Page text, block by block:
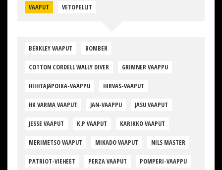
VAAPUT VETOPELLIT
BERKLEY VAAPUT BOMBER
COTTON CORDELL WALLY DIVER GRIMNER VAAPPU
HIIHTÄJÄPOIKA-VAAPPU HIRVAS-VAAPUT
HK VARMA VAAPUT JAN-VAAPPU JASU VAAPUT
JESSE VAAPUT K.P VAAPUT KARIKKO VAAPUT
MERIMETSO VAAPUT MIKADO VAAPUT NILS MASTER
PATRIOT-VIEHEET PERZA VAAPUT POMPERI-VAAPPU